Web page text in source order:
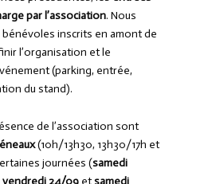
par l’association. Nous
inscrits en amont de
l’organisation et le
(parking, entrée,
du stand).
de l’association sont
(10h/13h30, 13h30/17h et
journées (samedi
vendredi 24/09etsamedi